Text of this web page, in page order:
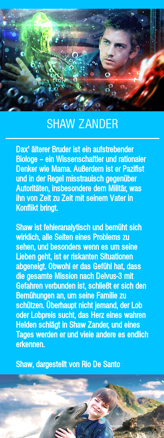
SHAW ZANDER
Dax' älterer Bruder ist ein aufstrebender
Biologe – ein Wissenschaftler und rationaler
Denker wie Mama. Außerdem ist er Pazifist
und in der Regel misstrauisch gegenüber
Autoritäten, insbesondere dem Militär, was
ihn von Zeit zu Zeit mit seinem Vater in
Konflikt bringt.
Shaw ist fehleranalytisch und bemüht sich
wirklich, alle Seiten eines Problems zu
sehen, und besonders wenn es um seine
Lieben geht, ist er riskanten Situationen
abgeneigt. Obwohl er das Gefühl hat, dass
die gesamte Mission nach Delvus-3 mit
Gefahren verbunden ist, schließt er sich den
Bemühungen an, um seine Familie zu
schützen. Überhaupt nicht jemand, der Lob
oder Lobpreis sucht, das Herz eines wahren
Helden schlägt in Shaw Zander, und eines
Tages werden er und viele andere es endlich
erkennen.
Shaw, dargestellt von Rio De Santo